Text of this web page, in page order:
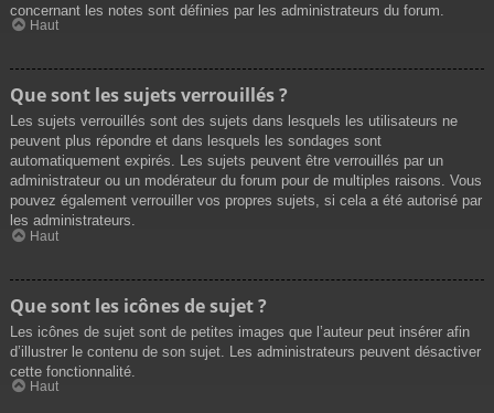
concernant les notes sont définies par les administrateurs du forum.
Haut
Que sont les sujets verrouillés ?
Les sujets verrouillés sont des sujets dans lesquels les utilisateurs ne
peuvent plus répondre et dans lesquels les sondages sont
automatiquement expirés. Les sujets peuvent être verrouillés par un
administrateur ou un modérateur du forum pour de multiples raisons. Vous
pouvez également verrouiller vos propres sujets, si cela a été autorisé par
les administrateurs.
Haut
Que sont les icônes de sujet ?
Les icônes de sujet sont de petites images que l’auteur peut insérer afin
d’illustrer le contenu de son sujet. Les administrateurs peuvent désactiver
cette fonctionnalité.
Haut